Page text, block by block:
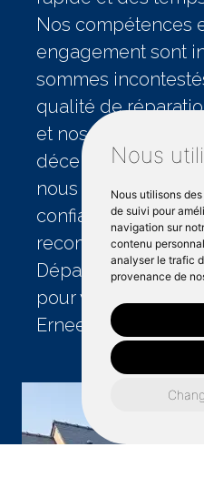
Nous
Nous utilisons
de suivi pour
navigation sur
contenu
analyser le trafic
provenance de
Nos compétences
engagement sont
sommes
qualité de
et nos prix restent
décennies de
nous ont valu des
confiance à IDM
recommandez-
Dépannage
pour vos besoins
Ernee.